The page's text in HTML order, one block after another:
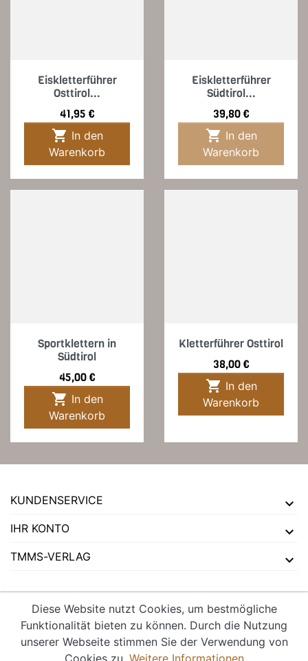
Eiskletterführer
Osttirol...
Preis
41,95 €

Warenkorb
Eiskletterführer
Südtirol...
Preis
39,80 €

Warenkorb
Sportklettern in
Südtirol
Preis
45,00 €

Warenkorb
Kletterführer Osttirol
Preis
38,00 €

Warenkorb
KUNDENSERVICE
IHR KONTO
TMMS-VERLAG
VERTRAG WIDERRUFEN
Diese Website nutzt Cookies, um bestmögliche
Funktionalität bieten zu können. Durch die Nutzung
unserer Webseite stimmen Sie der Verwendung von
Cookies zu. Weitere Informationen